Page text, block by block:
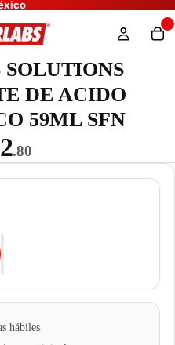
SOLUTIONS
DE ACIDO
59ML SFN
.80